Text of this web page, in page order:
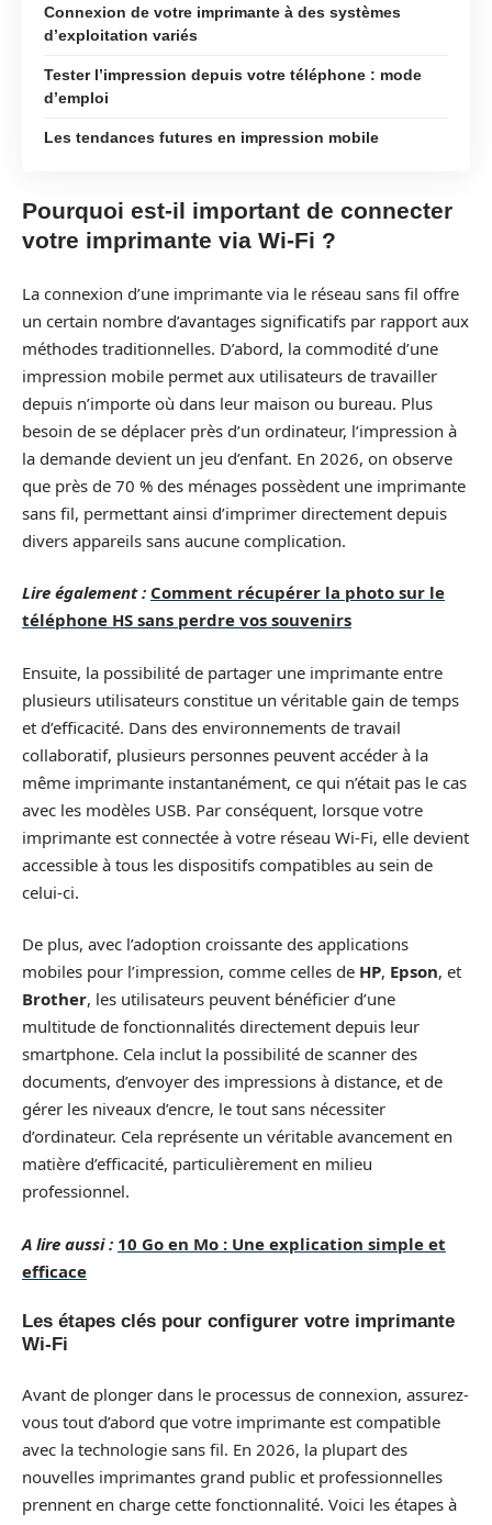
Connexion de votre imprimante à des systèmes
d’exploitation variés
Tester l’impression depuis votre téléphone : mode
d’emploi
Les tendances futures en impression mobile
Pourquoi est-il important de connecter
votre imprimante via Wi-Fi ?
La connexion d’une imprimante via le réseau sans fil offre
un certain nombre d’avantages significatifs par rapport aux
méthodes traditionnelles. D’abord, la commodité d’une
impression mobile permet aux utilisateurs de travailler
depuis n’importe où dans leur maison ou bureau. Plus
besoin de se déplacer près d’un ordinateur, l’impression à
la demande devient un jeu d’enfant. En 2026, on observe
que près de 70 % des ménages possèdent une imprimante
sans fil, permettant ainsi d’imprimer directement depuis
divers appareils sans aucune complication.
Lire également : Comment récupérer la photo sur le
téléphone HS sans perdre vos souvenirs
Ensuite, la possibilité de partager une imprimante entre
plusieurs utilisateurs constitue un véritable gain de temps
et d’efficacité. Dans des environnements de travail
collaboratif, plusieurs personnes peuvent accéder à la
même imprimante instantanément, ce qui n’était pas le cas
avec les modèles USB. Par conséquent, lorsque votre
imprimante est connectée à votre réseau Wi-Fi, elle devient
accessible à tous les dispositifs compatibles au sein de
celui-ci.
De plus, avec l’adoption croissante des applications
mobiles pour l’impression, comme celles de HP, Epson, et
Brother, les utilisateurs peuvent bénéficier d’une
multitude de fonctionnalités directement depuis leur
smartphone. Cela inclut la possibilité de scanner des
documents, d’envoyer des impressions à distance, et de
gérer les niveaux d’encre, le tout sans nécessiter
d’ordinateur. Cela représente un véritable avancement en
matière d’efficacité, particulièrement en milieu
professionnel.
A lire aussi : 10 Go en Mo : Une explication simple et
efficace
Les étapes clés pour configurer votre imprimante
Wi-Fi
Avant de plonger dans le processus de connexion, assurez-
vous tout d’abord que votre imprimante est compatible
avec la technologie sans fil. En 2026, la plupart des
nouvelles imprimantes grand public et professionnelles
prennent en charge cette fonctionnalité. Voici les étapes à